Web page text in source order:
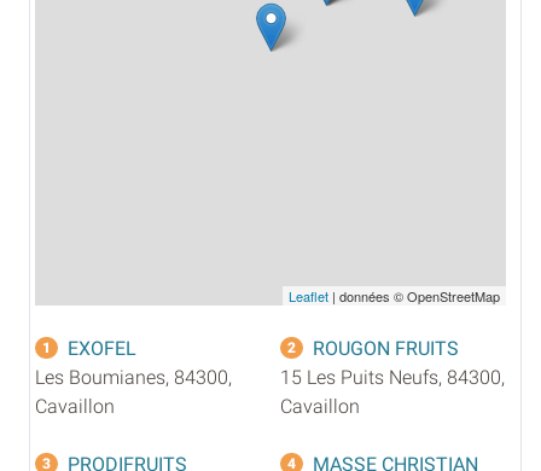
Leaflet | données © OpenStreetMap
1
EXOFEL
Les Boumianes, 84300,
Cavaillon
2
ROUGON FRUITS
15 Les Puits Neufs, 84300,
Cavaillon
3
PRODIFRUITS
4
MASSE CHRISTIAN